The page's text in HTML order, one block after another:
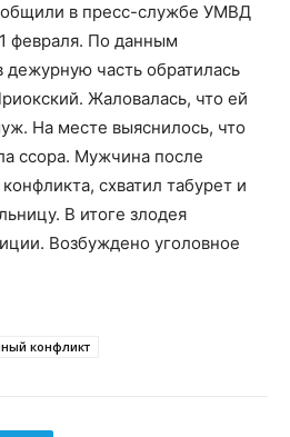
в пресс-службе УМВД
февраля. По данным
дежурную часть обратилась
Жаловалась, что ей
На месте выяснилось, что
ссора. Мужчина после
схватил табурет и
В итоге злодея
Возбуждено уголовное
конфликт